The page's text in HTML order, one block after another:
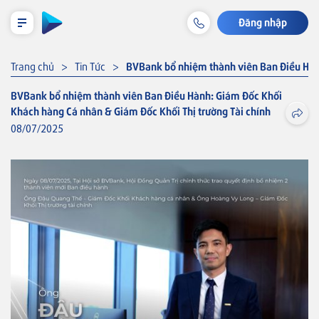
Cá nhân
Tiết kiệm & Đầu tư
Tài khoản & Dịch vụ
Thẻ
Khoản vay
Bảo hiểm liên kết
Đăng nhập
Trang chủ Tin Tức BVBank bổ nhiệm thành viên Ban Điều
BVBank bổ nhiệm thành viên Ban Điều Hành: Giám Đốc Khối
Khách hàng Cá nhân & Giám Đốc Khối Thị trường Tài chính
08/07/2025